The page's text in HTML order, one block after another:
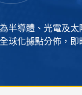
半導體、光電及
球化據點分佈，